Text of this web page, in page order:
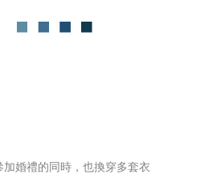
加婚禮的同時，也換穿多套衣